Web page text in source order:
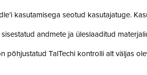
kasutamisega seotud kasutajatuge.
andmete ja üleslaaditud
põhjustatud TalTechi kontrolli alt väljas